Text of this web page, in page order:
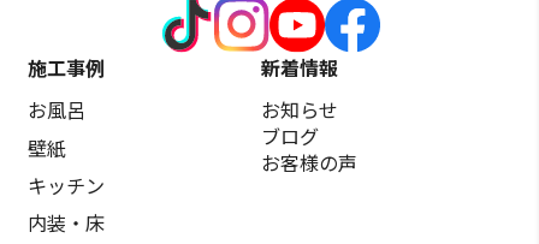
施工事例
お風呂
壁紙
キッチン
内装・床
新着情報
お知らせ
ブログ
お客様の声